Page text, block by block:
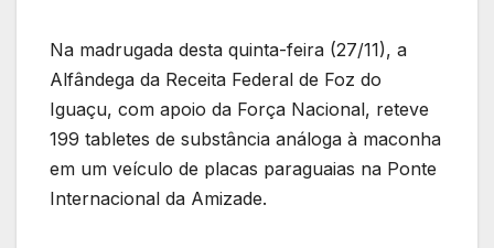
Na madrugada desta quinta-feira (27/11), a
Alfândega da Receita Federal de Foz do
Iguaçu, com apoio da Força Nacional, reteve
199 tabletes de substância análoga à maconha
em um veículo de placas paraguaias na Ponte
Internacional da Amizade.